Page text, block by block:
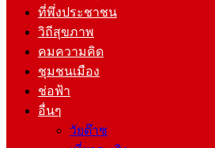
ที่พึ่งประชาชน
วิถีสุขภาพ
คมความคิด
ชุมชนเมือง
ช่อฟ้า
อื่นๆ
วัยต๊าช